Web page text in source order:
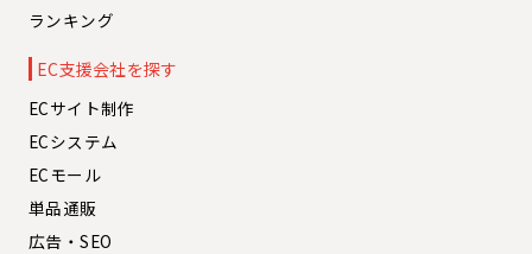
ランキング
EC支援会社を探す
ECサイト制作
ECシステム
ECモール
単品通販
広告・SEO